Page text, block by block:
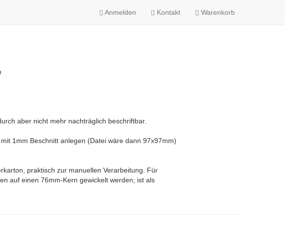
Anmelden Kontakt Warenkorb
aber nicht mehr nachträglich beschriftbar.
1mm Beschnitt anlegen (Datei wäre dann 97x97mm)
praktisch zur manuellen Verarbeitung. Für
auf einen 76mm-Kern gewickelt werden; ist als